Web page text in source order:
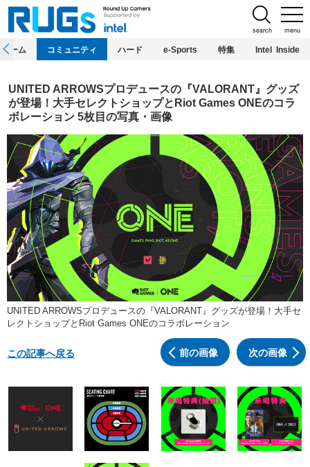
menu
search
ホーム コミュニティ ハード e-Sports 特集 Intel Inside
UNITED ARROWSプロデュースの『VALORANT』グッズ
が登場！大手セレクトショップとRiot Games ONEのコラ
ボレーション 5枚目の写真・画像
UNITED ARROWSプロデュースの『VALORANT』グッズが登場！大手セ
レクトショップとRiot Games ONEのコラボレーション
前の画像 次の画像
この記事へ戻る